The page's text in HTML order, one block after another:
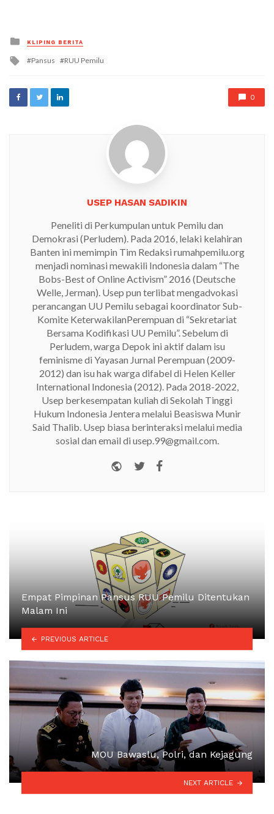
Posted
in
KLIPING BERITA
Tagged
Pansus RUU Pemilu
0
USEP HASAN SADIKIN
Peneliti di Perkumpulan untuk Pemilu dan
Demokrasi (Perludem). Pada 2016, lelaki kelahiran
Banten ini memimpin Tim Redaksi rumahpemilu.org
menjadi nominasi mewakili Indonesia dalam “The
Bobs-Best of Online Activism” 2016 (Deutsche
Welle, Jerman). Usep pun terlibat mengadvokasi
perancangan UU Pemilu sebagai koordinator Sub-
Komite KeterwakilanPerempuan di “Sekretariat
Bersama Kodifikasi UU Pemilu”. Sebelum di
Perludem, warga Depok ini aktif dalam isu
feminisme di Yayasan Jurnal Perempuan (2009-
2012) dan isu hak warga difabel di Helen Keller
International Indonesia (2012). Pada 2018-2022,
Usep berkesempatan kuliah di Sekolah Tinggi
Hukum Indonesia Jentera melalui Beasiswa Munir
Said Thalib. Usep biasa berinteraksi melalui media
sosial dan email di usep.99@gmail.com.
Website
Twitter
Empat Pimpinan Pansus RUU Pemilu Ditentukan
Malam Ini
PREVIOUS ARTICLE
MOU Bawaslu, Polri, dan Kejagung
NEXT ARTICLE